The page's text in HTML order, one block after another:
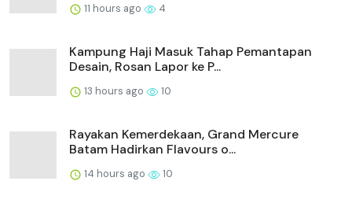
11 hours ago 4
Kampung Haji Masuk Tahap Pemantapan
Desain, Rosan Lapor ke P...
13 hours ago 10
Rayakan Kemerdekaan, Grand Mercure
Batam Hadirkan Flavours o...
14 hours ago 10